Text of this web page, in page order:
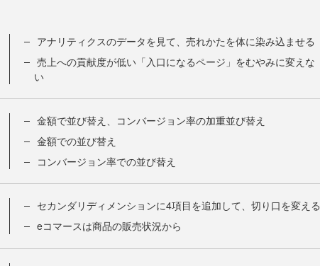
アナリティクスのデータを見て、売れかたを体に染み込ませる
売上への貢献度が低い「入口になるページ」をむやみに変えな
い
金額で並び替え、コンバージョン率の加重並び替え
金額での並び替え
コンバージョン率での並び替え
セカンダリディメンションに4項目を追加して、切り口を変える
eコマースは商品の販売状況から